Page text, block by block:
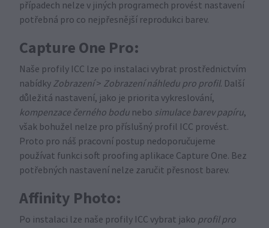
případech nelze v jiných programech provést nastavení
potřebná pro co nejpřesnější reprodukci barev.
Capture One Pro:
Naše profily ICC lze po instalaci vybrat prostřednictvím
nabídky Zobrazení> Zobrazení náhledu pro profil. Další
důležitá nastavení, jako je priorita vykreslování,
kompenzace černého bodu nebo simulace barev papíru,
však bohužel nelze pro příslušný profil ICC provést.
Proto pro náš pracovní postup nedoporučujeme
používat funkci soft proofing aplikace Capture One. Bez
potřebných nastavení nelze zaručit přesnost barev.
Affinity Photo:
Po instalaci lze naše profily ICC vybrat jako profil pro